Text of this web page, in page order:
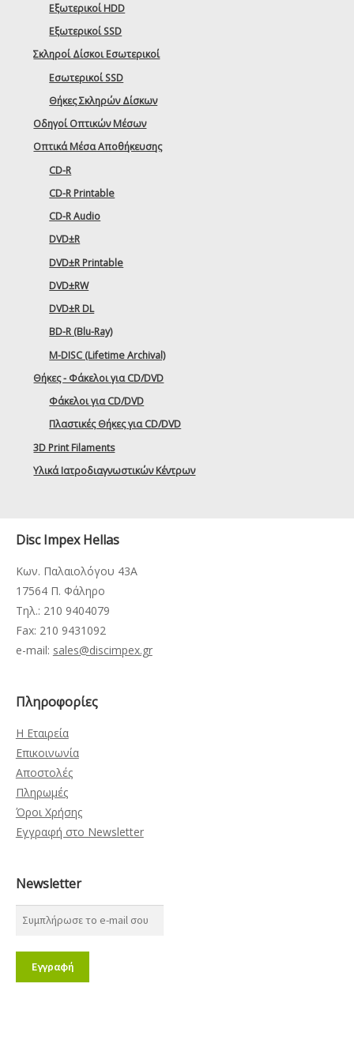
Εξωτερικοί HDD
Εξωτερικοί SSD
Σκληροί Δίσκοι Εσωτερικοί
Εσωτερικοί SSD
Θήκες Σκληρών Δίσκων
Οδηγοί Οπτικών Μέσων
Οπτικά Μέσα Αποθήκευσης
CD-R
CD-R Printable
CD-R Audio
DVD±R
DVD±R Printable
DVD±RW
DVD±R DL
BD-R (Blu-Ray)
M-DISC (Lifetime Archival)
Θήκες - Φάκελοι για CD/DVD
Φάκελοι για CD/DVD
Πλαστικές Θήκες για CD/DVD
3D Print Filaments
Υλικά Ιατροδιαγνωστικών Κέντρων
Disc Impex Hellas
Κων. Παλαιολόγου 43Α
17564 Π. Φάληρο
Τηλ.: 210 9404079
Fax: 210 9431092
e-mail: sales@discimpex.gr
Πληροφορίες
Η Εταιρεία
Επικοινωνία
Αποστολές
Πληρωμές
Όροι Χρήσης
Εγγραφή στο Newsletter
Newsletter